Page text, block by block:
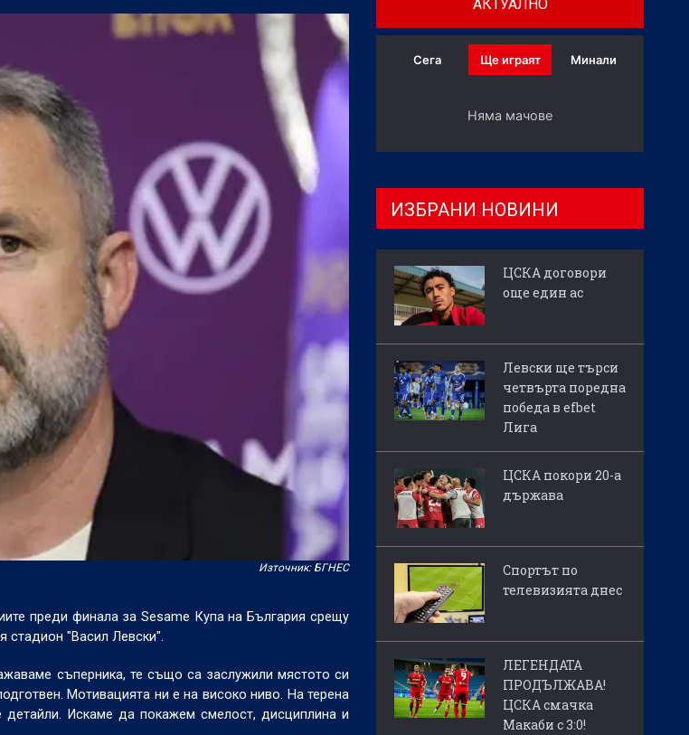
Лига
Източник: БГНЕС
преди финала за Sesame Купа на България срещу
стадион "Васил Левски".
съперника, те също са заслужили мястото си
Мотивацията ни е на високо ниво. На терена
Искаме да покажем смелост, дисциплина и
АКТУАЛНО
Сега Ще играят Минали
Няма мачове
ИЗБРАНИ НОВИНИ
ЦСКА договори
още един ас
Левски ще търси
четвърта поредна
победа в efbet
Лига
ЦСКА покори 20-а
държава
Спортът по
телевизията днес
ЛЕГЕНДАТА
ПРОДЪЛЖАВА!
ЦСКА смачка
Макаби с 3:0!